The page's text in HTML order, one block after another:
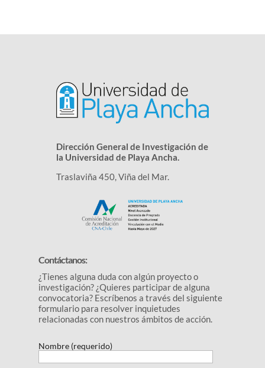
Dirección General de Investigación de
la Universidad de Playa Ancha.
Traslaviña 450, Viña del Mar.
Contáctanos:
¿Tienes alguna duda con algún proyecto o
investigación? ¿Quieres participar de alguna
convocatoria? Escríbenos a través del siguiente
formulario para resolver inquietudes
relacionadas con nuestros ámbitos de acción.
Nombre (requerido)